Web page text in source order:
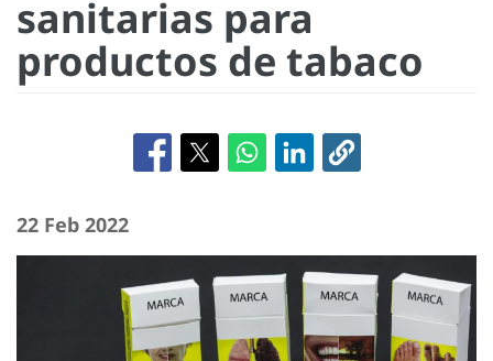
sanitarias para
productos de tabaco
22 Feb 2022